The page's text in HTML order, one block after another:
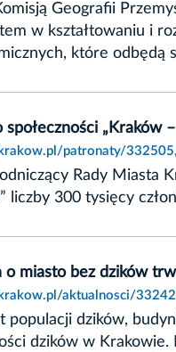
Geografii
w kształtowaniu i
które odbędą
społeczności „Kraków
patronaty/
Rady Miasta
liczby 300 tysięcy
o miasto bez dzików
aktualnosci/
populacji dzików,
dzików w Krakowie.